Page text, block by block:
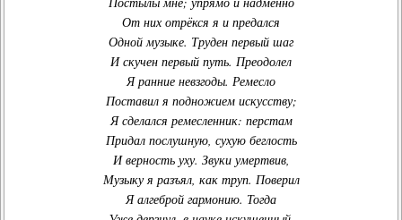
От них отрёкся я и предался
Одной музыке. Труден первый шаг
И скучен первый путь. Преодолел
Я ранние невзгоды. Ремесло
Поставил я подножием искусству;
Я сделался ремесленник: перстам
Придал послушную, сухую беглость
И верность уху. Звуки умертвив,
Музыку я разъял, как труп. Поверил
Я алгеброй гармонию. Тогда